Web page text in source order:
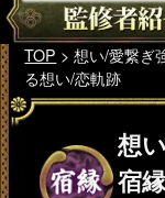
TOP > 想い/愛繋ぎ
る想い/恋軌跡
想
宿